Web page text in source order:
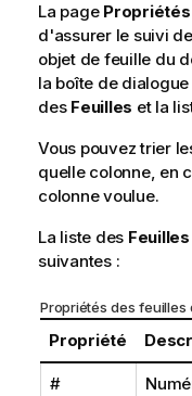
La page Propriétés
d'assurer le suivi
objet de feuille du
la boîte de
des Feuilles et la
Vous pouvez trier
quelle colonne, en
colonne voulue.
La liste des Feuilles
suivantes :
Propriétés des feuilles
Propriété
#